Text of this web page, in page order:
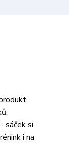
sáček si
i na